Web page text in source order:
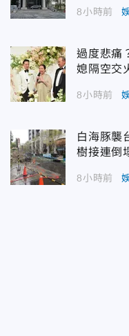
8小時前
過度悲痛
媳隔空交
8小時前
白海豚襲
樹接連倒
8小時前